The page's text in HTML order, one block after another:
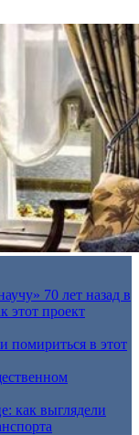
70 лет назад в
этот проект
помириться в этот
как выглядели